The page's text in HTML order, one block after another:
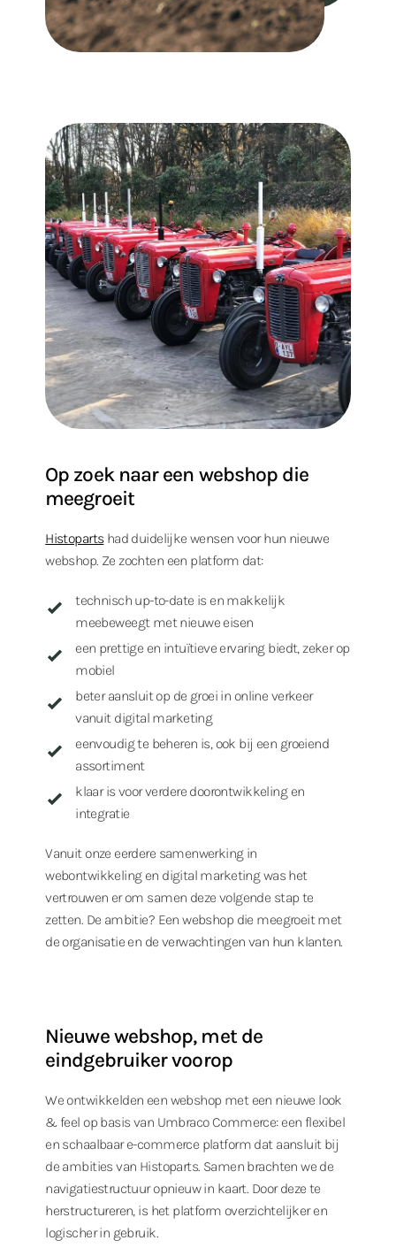
Op zoek naar een webshop die
meegroeit
Histopartshad duidelijke wensen voor hun nieuwe
webshop. Ze zochten een platform dat:
technisch up-to-date is en makkelijk
meebeweegt met nieuwe eisen
een prettige en intuïtieve ervaring biedt, zeker op
mobiel
beter aansluit op de groei in online verkeer
vanuit digital marketing
eenvoudig te beheren is, ook bij een groeiend
assortiment
klaar is voor verdere doorontwikkeling en
integratie
Vanuit onze eerdere samenwerking in
webontwikkeling en digital marketing was het
vertrouwen er om samen deze volgende stap te
zetten. De ambitie? Een webshop die meegroeit met
de organisatie en de verwachtingen van hun klanten.
Nieuwe webshop, met de
eindgebruiker voorop
We ontwikkelden een webshop met een nieuwe look
& feel op basis van Umbraco Commerce: een flexibel
en schaalbaar e-commerce platform dat aansluit bij
de ambities van Histoparts. Samen brachten we de
navigatiestructuur opnieuw in kaart. Door deze te
herstructureren, is het platform overzichtelijker en
logischer in gebruik.